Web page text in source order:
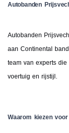
Autobanden
Autobanden
aan Continental
team van experts
voertuig en rijstijl.
Waarom kiezen